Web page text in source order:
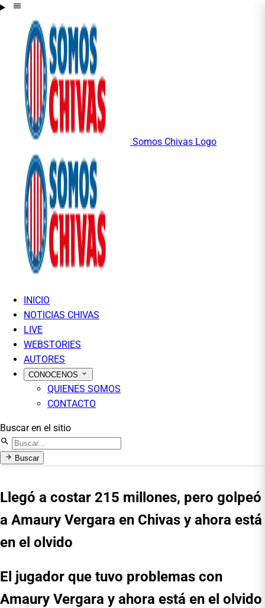
Somos Chivas Logo
INICIO
NOTICIAS CHIVAS
LIVE
WEBSTORIES
AUTORES
CONOCENOS
QUIENES SOMOS
CONTACTO
Buscar en el sitio
Buscar
Llegó a costar 215 millones, pero golpeó
a Amaury Vergara en Chivas y ahora está
en el olvido
El jugador que tuvo problemas con
Amaury Vergara y ahora está en el olvido